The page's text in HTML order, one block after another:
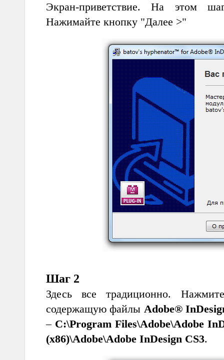
Экран-приветствие. На этом
Нажимайте кнопку "Далее >"
Шаг 2
Здесь все традиционно.
содержащую файлы Adobe®
– C:\Program Files\Adobe\Adobe
(x86)\Adobe\Adobe InDesign CS3.